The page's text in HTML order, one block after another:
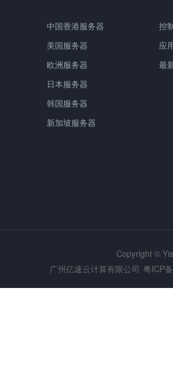
中国香港服务器
美国服务器
欧洲服务器
日本服务器
韩国服务器
新加坡服务器
控
应
最
Copyright ©
广州亿速云计算有限公司 粤ICP